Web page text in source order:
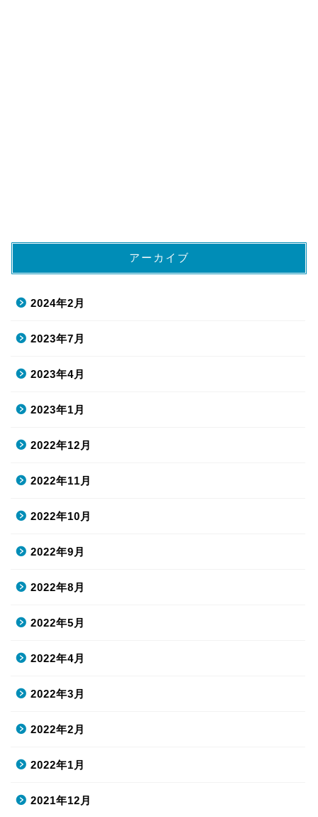
アーカイブ
2024年2月
2023年7月
2023年4月
2023年1月
2022年12月
2022年11月
2022年10月
2022年9月
2022年8月
2022年5月
2022年4月
2022年3月
2022年2月
2022年1月
2021年12月